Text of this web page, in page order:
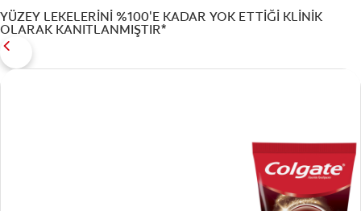
YÜZEY LEKELERİNİ %100'E KADAR YOK ETTİĞİ KLİNİK
OLARAK KANITLANMIŞTIR*